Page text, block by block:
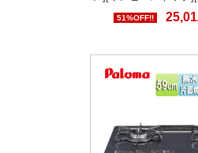
51%OFF!!